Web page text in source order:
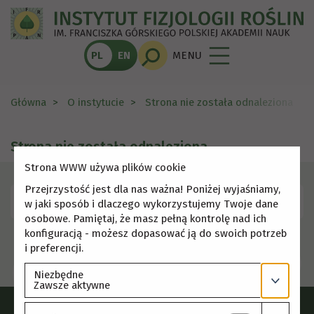
PL EN MENU
Główna O instytucie Strona nie została odnaleziona
Strona nie została odnaleziona
Skorzystaj z menu, aby wybrać inną stronę.
Strona WWW używa plików cookie
Przejrzystość jest dla nas ważna! Poniżej wyjaśniamy,
w jaki sposób i dlaczego wykorzystujemy Twoje dane
osobowe. Pamiętaj, że masz pełną kontrolę nad ich
konfiguracją - możesz dopasować ją do swoich potrzeb
i preferencji.
Niezbędne
Zawsze aktywne